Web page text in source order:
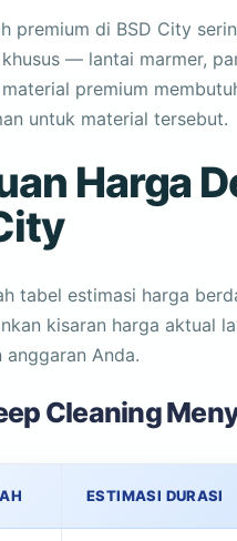
premium di BSD City
khusus — lantai marmer,
material premium
untuk material tersebut.
Harga
tabel estimasi harga
kisaran harga aktual
anggaran Anda.
Cleaning
ESTIMASI DURASI